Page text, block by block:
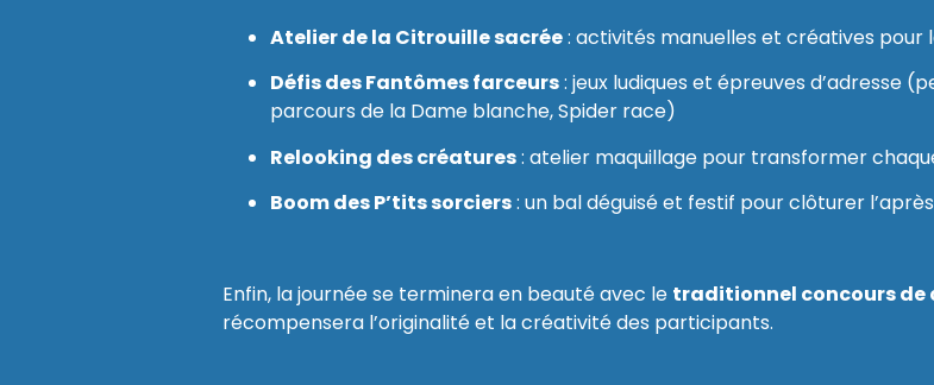
Atelier de la Citrouille sacrée: activités manuelles et créatives pour
Défis des Fantômes farceurs: jeux ludiques et épreuves d’adresse
parcours de la Dame blanche, Spider race)
Relooking des créatures: atelier maquillage pour transformer
Boom des P’tits sorciers: un bal déguisé et festif pour clôturer
Enfin, la journée se terminera en beauté avec le traditionnel concours de
récompensera l’originalité et la créativité des participants.